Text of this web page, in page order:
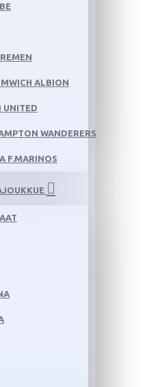
ALBION
UNITED
WANDERERS
F.MARINOS